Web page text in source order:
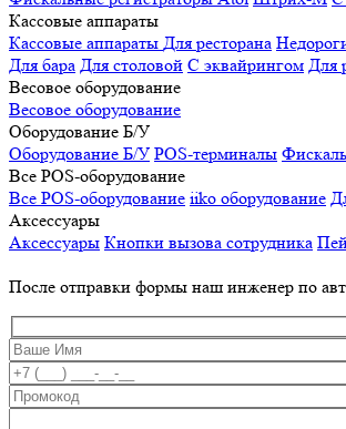
Кассовые аппараты
Кассовые аппараты Для ресторана
Для бара Для столовой С эквайрингом Для
Весовое оборудование
Весовое оборудование
Оборудование Б/У
Оборудование Б/У POS-терминалы
Все POS-оборудование
Все POS-оборудование iiko оборудование
Аксессуары
Аксессуары Кнопки вызова сотрудника
После отправки формы наш инженер по